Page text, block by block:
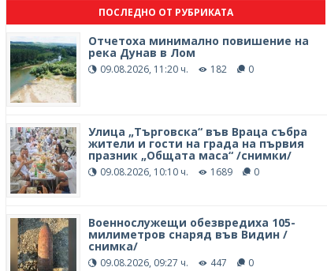
ПОСЛЕДНО ОТ РУБРИКАТА
Отчетоха минимално повишение на
река Дунав в Лом
09.08.2026, 11:20 ч. 182 0
Улица „Търговска“ във Враца събра
жители и гости на града на първия
празник „Общата маса“ /снимки/
09.08.2026, 10:10 ч. 1689 0
Военнослужещи обезвредиха 105-
милиметров снаряд във Видин /
снимка/
09.08.2026, 09:27 ч. 447 0